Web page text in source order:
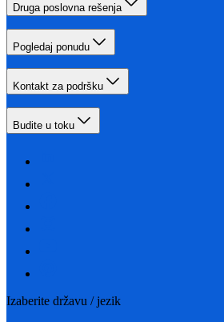
Druga poslovna rešenja
Pogledaj ponudu
Kontakt za podršku
Budite u toku
Izaberite državu / jezik